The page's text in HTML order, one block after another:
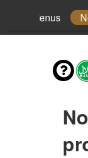
Nos Menus